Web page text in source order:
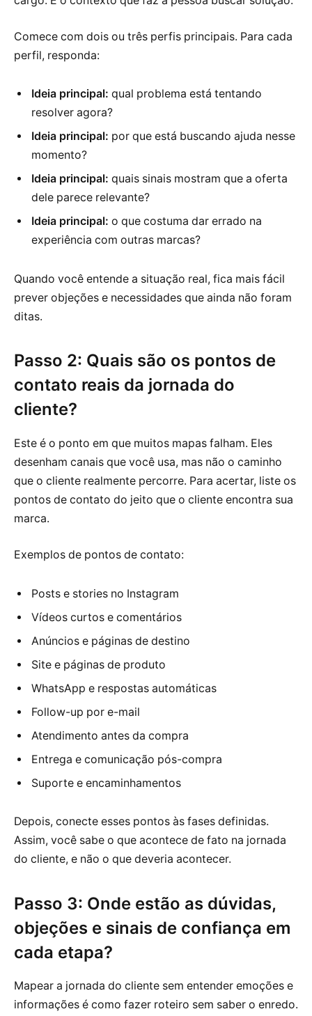
Comece com dois ou três perfis principais. Para cada
perfil, responda:
Ideia principal: qual problema está tentando
resolver agora?
Ideia principal: por que está buscando ajuda nesse
momento?
Ideia principal: quais sinais mostram que a oferta
dele parece relevante?
Ideia principal: o que costuma dar errado na
experiência com outras marcas?
Quando você entende a situação real, fica mais fácil
prever objeções e necessidades que ainda não foram
ditas.
Passo 2: Quais são os pontos de
contato reais da jornada do
cliente?
Este é o ponto em que muitos mapas falham. Eles
desenham canais que você usa, mas não o caminho
que o cliente realmente percorre. Para acertar, liste os
pontos de contato do jeito que o cliente encontra sua
marca.
Exemplos de pontos de contato:
Posts e stories no Instagram
Vídeos curtos e comentários
Anúncios e páginas de destino
Site e páginas de produto
WhatsApp e respostas automáticas
Follow-up por e-mail
Atendimento antes da compra
Entrega e comunicação pós-compra
Suporte e encaminhamentos
Depois, conecte esses pontos às fases definidas.
Assim, você sabe o que acontece de fato na jornada
do cliente, e não o que deveria acontecer.
Passo 3: Onde estão as dúvidas,
objeções e sinais de confiança em
cada etapa?
Mapear a jornada do cliente sem entender emoções e
informações é como fazer roteiro sem saber o enredo.